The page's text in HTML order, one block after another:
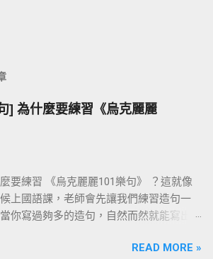
] 為什麼要練習《烏克麗麗
要練習 《烏克麗麗101樂句》 ？這就像
上國語課，老師會先讓我們練習造句一
你寫過夠多的造句，自然而然就能寫出
理。先把一個個小樂句彈熟，技巧和速度
READ MORE »